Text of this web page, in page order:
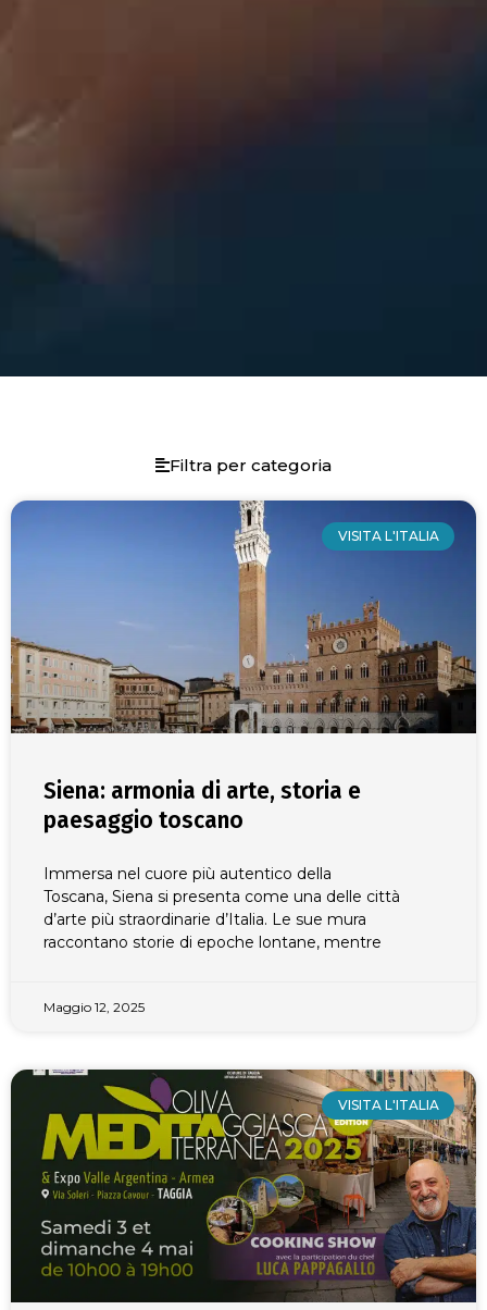
Filtra per categoria
VISITA L'ITALIA
Siena: armonia di arte, storia e
paesaggio toscano
Immersa nel cuore più autentico della
Toscana, Siena si presenta come una delle città
d’arte più straordinarie d’Italia. Le sue mura
raccontano storie di epoche lontane, mentre
Maggio 12, 2025
VISITA L'ITALIA
Page PagePage Page
PagePage
PagePage